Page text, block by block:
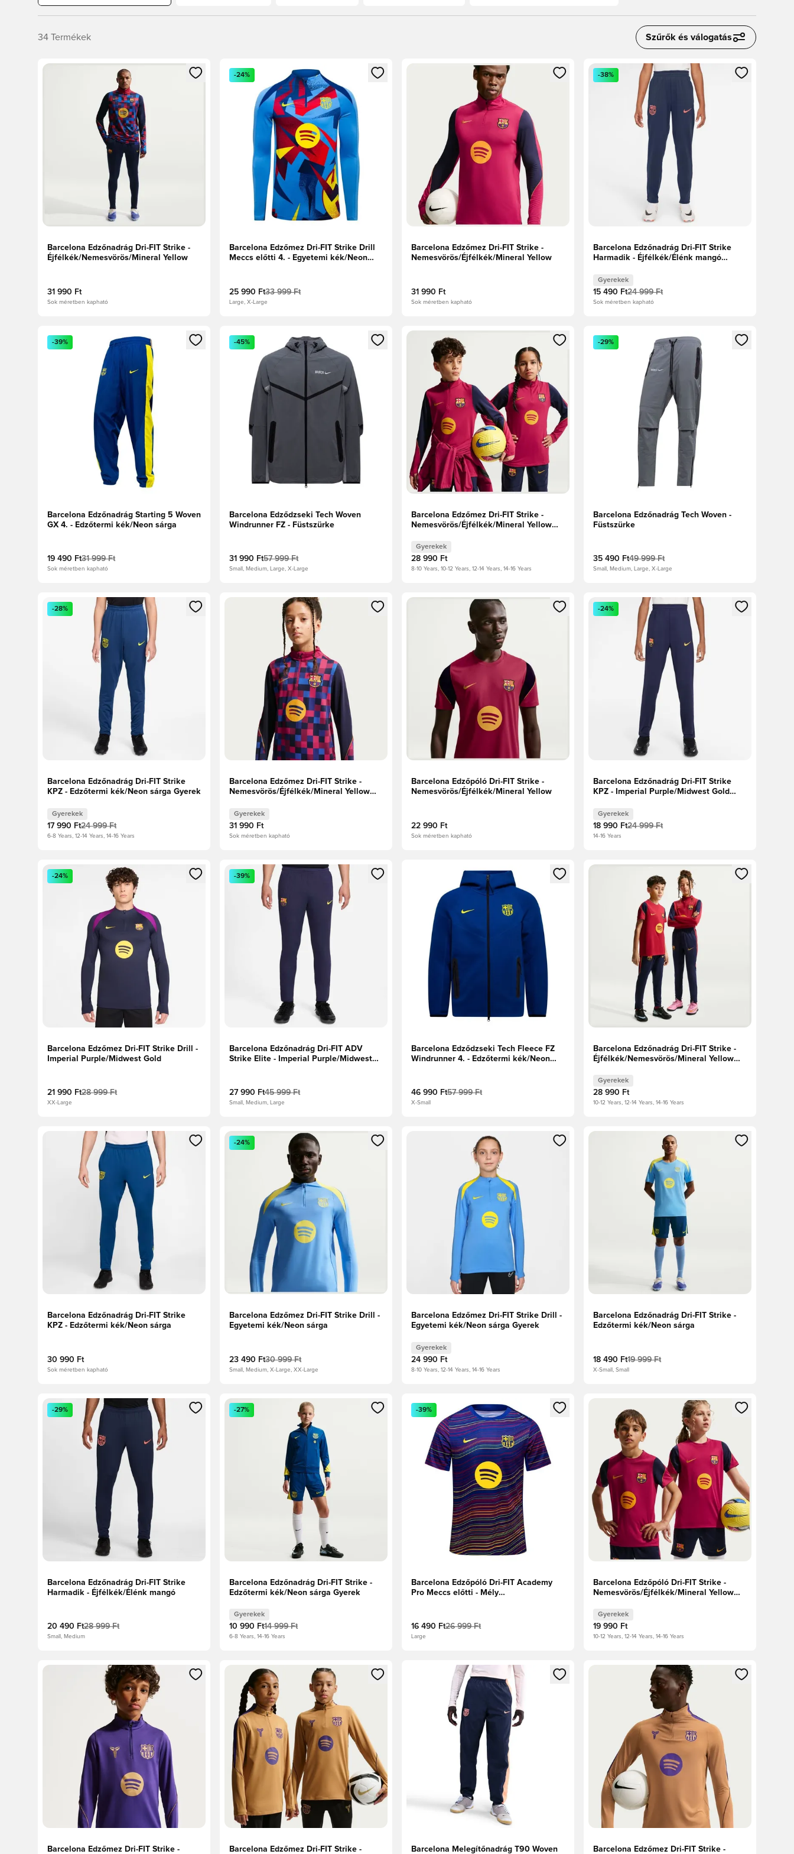
34 Termékek Szűrők és válogatás
Megnyit egy modált a bejelentkezéshez vagy a tagként való regisztrációhoz
Barcelona Edzőnadrág Dri-FIT Strike -
Éjfélkék/Nemesvörös/Mineral Yellow
31 990 Ft
Sok méretben kapható
Megnyit egy modált a bejelentkezéshez vagy a tagként való regisztrációhoz
-24%
Barcelona Edzőmez Dri-FIT Strike Drill
Meccs előtti 4. - Egyetemi kék/Neon
25 990 Ft33 999 Ft
Large, X-Large
Megnyit egy modált a bejelentkezéshez vagy a tagként való regisztrációhoz
Barcelona Edzőmez Dri-FIT Strike -
Nemesvörös/Éjfélkék/Mineral Yellow
31 990 Ft
Sok méretben kapható
Megnyit egy modált a bejelentkezéshez vagy a
-38%
Barcelona Edzőnadrág Dri-FIT Strike
Harmadik - Éjfélkék/Élénk mangó
Gyerekek
15 490 Ft24 999 Ft
Sok méretben kapható
Megnyit egy modált a bejelentkezéshez vagy a tagként való regisztrációhoz
-39%
Barcelona Edzőnadrág Starting 5 Woven
GX 4. - Edzőtermi kék/Neon sárga
19 490 Ft31 999 Ft
Sok méretben kapható
Megnyit egy modált a bejelentkezéshez vagy a tagként való regisztrációhoz
-45%
Barcelona Edződzseki Tech Woven
Windrunner FZ - Füstszürke
31 990 Ft57 999 Ft
Small, Medium, Large, X-Large
Megnyit egy modált a bejelentkezéshez vagy a tagként való regisztrációhoz
Barcelona Edzőmez Dri-FIT Strike -
Nemesvörös/Éjfélkék/Mineral Yellow
Gyerekek
28 990 Ft
8-10 Years, 10-12 Years, 12-14 Years, 14-16 Years
Megnyit egy modált a bejelentkezéshez vagy a
-29%
Barcelona Edzőnadrág Tech Woven -
Füstszürke
35 490 Ft49 999 Ft
Small, Medium, Large, X-Large
Megnyit egy modált a bejelentkezéshez vagy a tagként való regisztrációhoz
-28%
Barcelona Edzőnadrág Dri-FIT Strike
KPZ - Edzőtermi kék/Neon sárga Gyerek
Gyerekek
17 990 Ft24 999 Ft
6-8 Years, 12-14 Years, 14-16 Years
Megnyit egy modált a bejelentkezéshez vagy a tagként való regisztrációhoz
Barcelona Edzőmez Dri-FIT Strike -
Nemesvörös/Éjfélkék/Mineral Yellow
Gyerekek
31 990 Ft
Sok méretben kapható
Megnyit egy modált a bejelentkezéshez vagy a tagként való regisztrációhoz
Barcelona Edzőpóló Dri-FIT Strike -
Nemesvörös/Éjfélkék/Mineral Yellow
22 990 Ft
Sok méretben kapható
Megnyit egy modált a bejelentkezéshez vagy a
-24%
Barcelona Edzőnadrág Dri-FIT Strike
KPZ - Imperial Purple/Midwest Gold
Gyerekek
18 990 Ft24 999 Ft
14-16 Years
Megnyit egy modált a bejelentkezéshez vagy a tagként való regisztrációhoz
-24%
Barcelona Edzőmez Dri-FIT Strike Drill -
Imperial Purple/Midwest Gold
21 990 Ft28 999 Ft
XX-Large
Megnyit egy modált a bejelentkezéshez vagy a tagként való regisztrációhoz
-39%
Barcelona Edzőnadrág Dri-FIT ADV
Strike Elite - Imperial Purple/Midwest
27 990 Ft45 999 Ft
Small, Medium, Large
Megnyit egy modált a bejelentkezéshez vagy a tagként való regisztrációhoz
Barcelona Edződzseki Tech Fleece FZ
Windrunner 4. - Edzőtermi kék/Neon
46 990 Ft57 999 Ft
X-Small
Megnyit egy modált a bejelentkezéshez vagy a
Barcelona Edzőnadrág Dri-FIT Strike -
Éjfélkék/Nemesvörös/Mineral Yellow
Gyerekek
28 990 Ft
10-12 Years, 12-14 Years, 14-16 Years
Megnyit egy modált a bejelentkezéshez vagy a tagként való regisztrációhoz
Barcelona Edzőnadrág Dri-FIT Strike
KPZ - Edzőtermi kék/Neon sárga
30 990 Ft
Sok méretben kapható
Megnyit egy modált a bejelentkezéshez vagy a tagként való regisztrációhoz
-24%
Barcelona Edzőmez Dri-FIT Strike Drill -
Egyetemi kék/Neon sárga
23 490 Ft30 999 Ft
Small, Medium, X-Large, XX-Large
Megnyit egy modált a bejelentkezéshez vagy a tagként való regisztrációhoz
Barcelona Edzőmez Dri-FIT Strike Drill -
Egyetemi kék/Neon sárga Gyerek
Gyerekek
24 990 Ft
8-10 Years, 12-14 Years, 14-16 Years
Megnyit egy modált a bejelentkezéshez vagy a
Barcelona Edzőnadrág Dri-FIT Strike -
Edzőtermi kék/Neon sárga
18 490 Ft19 999 Ft
X-Small, Small
Megnyit egy modált a bejelentkezéshez vagy a tagként való regisztrációhoz
-29%
Barcelona Edzőnadrág Dri-FIT Strike
Harmadik - Éjfélkék/Élénk mangó
20 490 Ft28 999 Ft
Small, Medium
Megnyit egy modált a bejelentkezéshez vagy a tagként való regisztrációhoz
-27%
Barcelona Edzőnadrág Dri-FIT Strike -
Edzőtermi kék/Neon sárga Gyerek
Gyerekek
10 990 Ft14 999 Ft
6-8 Years, 14-16 Years
Megnyit egy modált a bejelentkezéshez vagy a tagként való regisztrációhoz
-39%
Barcelona Edzőpóló Dri-FIT Academy
Pro Meccs előtti - Mély
16 490 Ft26 999 Ft
Large
Megnyit egy modált a bejelentkezéshez vagy a
Barcelona Edzőpóló Dri-FIT Strike -
Nemesvörös/Éjfélkék/Mineral Yellow
Gyerekek
19 990 Ft
10-12 Years, 12-14 Years, 14-16 Years
Megnyit egy modált a bejelentkezéshez vagy a tagként való regisztrációhoz
Barcelona Edzőmez Dri-FIT Strike -
Megnyit egy modált a bejelentkezéshez vagy a tagként való regisztrációhoz
Barcelona Edzőmez Dri-FIT Strike -
Megnyit egy modált a bejelentkezéshez vagy a tagként való regisztrációhoz
Barcelona Melegítőnadrág T90 Woven
Megnyit egy modált a bejelentkezéshez vagy a
Barcelona Edzőmez Dri-FIT Strike -